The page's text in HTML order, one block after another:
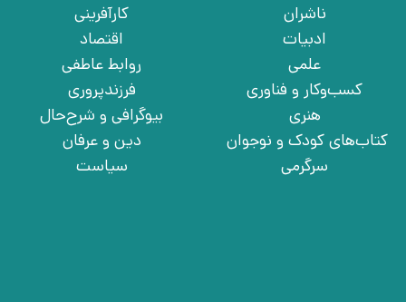
ناشران
ادبیات
علمی
کسب‌وکار و فناوری
هنری
کتاب‌های کودک و نوجوان
سرگرمی
کارآفرینی
اقتصاد
روابط عاطفی
فرزندپروری
بیوگرافی و شرح‌حال
دین و عرفان
سیاست